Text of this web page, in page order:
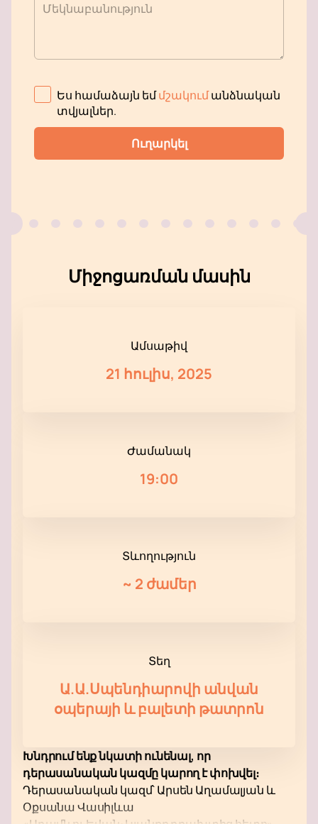
Մեկնաբանություն
Ես համաձայն եմմշակումանձնական
տվյալներ.
Ուղարկել
Միջոցառման մասին
Ամսաթիվ
21 հուլիս, 2025
Ժամանակ
19:00
Տևողություն
~ 2 ժամեր
Տեղ
Ա.Ա.Սպենդիարովի անվան
օպերայի և բալետի թատրոն
Խնդրում ենք նկատի ունենալ, որ
դերասանական կազմը կարող է փոխվել։
Դերասանական կազմ՝ Արսեն Աղամալյան և
Օքսանա Վասիլևա